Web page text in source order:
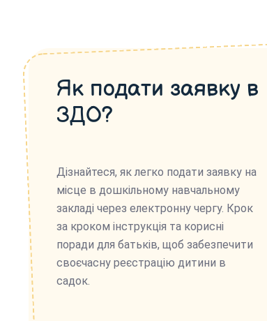
Як подати заявку в
ЗДО?
Дізнайтеся, як легко подати заявку на
місце в дошкільному навчальному
закладі через електронну чергу. Крок
за кроком інструкція та корисні
поради для батьків, щоб забезпечити
своєчасну реєстрацію дитини в
садок.